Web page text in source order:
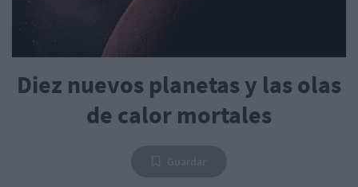
Diez nuevos planetas y las olas
de calor mortales